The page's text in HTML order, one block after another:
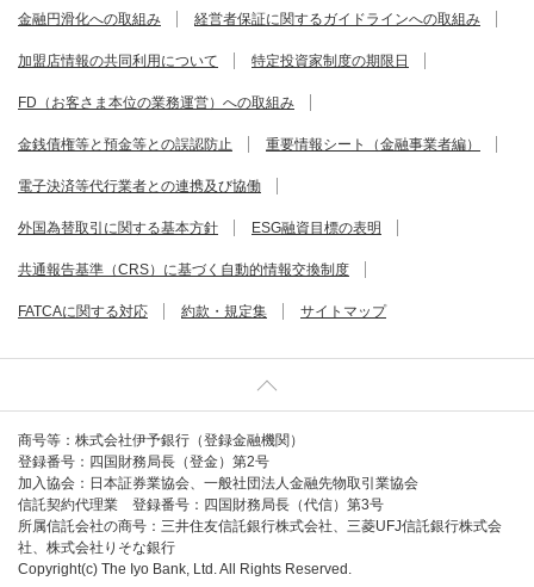
金融円滑化への取組み 経営者保証に関するガイドラインへの取組み
加盟店情報の共同利用について 特定投資家制度の期限日
FD（お客さま本位の業務運営）への取組み
金銭債権等と預金等との誤認防止 重要情報シート（金融事業者編）
電子決済等代行業者との連携及び協働
外国為替取引に関する基本方針 ESG融資目標の表明
共通報告基準（CRS）に基づく自動的情報交換制度
FATCAに関する対応 約款・規定集 サイトマップ
商号等：株式会社伊予銀行（登録金融機関）
登録番号：四国財務局長（登金）第2号
加入協会：日本証券業協会、一般社団法人金融先物取引業協会
信託契約代理業 登録番号：四国財務局長（代信）第3号
所属信託会社の商号：三井住友信託銀行株式会社、三菱UFJ信託銀行株式会
社、株式会社りそな銀行
Copyright(c) The Iyo Bank, Ltd. All Rights Reserved.